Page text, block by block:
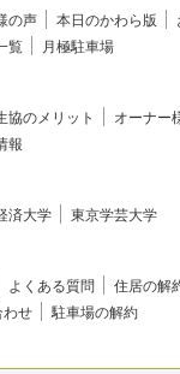
の声 本日のかわら版
覧 月極駐車場
協のメリット オーナー
報
済大学 東京学芸大学
よくある質問
住居の解
わせ
駐車場の解約